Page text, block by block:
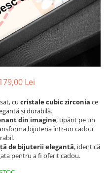
Lei
cu cristale cubic zirconia ce
și durabilă.
din imagine, tipărit pe un
bijuteria într-un cadou
de bijuterii elegantă, identică
pentru a fi oferit cadou.